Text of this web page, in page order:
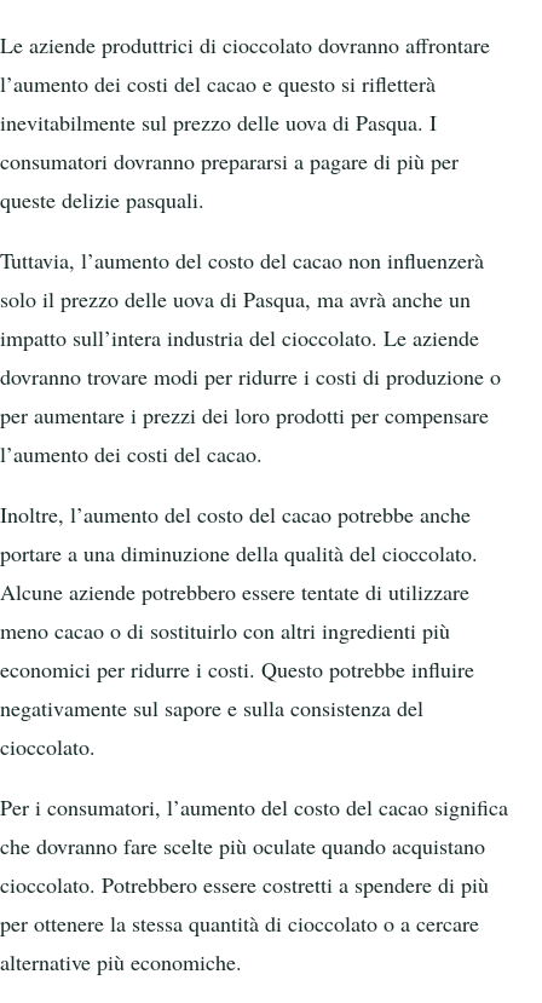
Le aziende produttrici di cioccolato dovranno affrontare
l’aumento dei costi del cacao e questo si rifletterà
inevitabilmente sul prezzo delle uova di Pasqua. I
consumatori dovranno prepararsi a pagare di più per
queste delizie pasquali.
Tuttavia, l’aumento del costo del cacao non influenzerà
solo il prezzo delle uova di Pasqua, ma avrà anche un
impatto sull’intera industria del cioccolato. Le aziende
dovranno trovare modi per ridurre i costi di produzione o
per aumentare i prezzi dei loro prodotti per compensare
l’aumento dei costi del cacao.
Inoltre, l’aumento del costo del cacao potrebbe anche
portare a una diminuzione della qualità del cioccolato.
Alcune aziende potrebbero essere tentate di utilizzare
meno cacao o di sostituirlo con altri ingredienti più
economici per ridurre i costi. Questo potrebbe influire
negativamente sul sapore e sulla consistenza del
cioccolato.
Per i consumatori, l’aumento del costo del cacao significa
che dovranno fare scelte più oculate quando acquistano
cioccolato. Potrebbero essere costretti a spendere di più
per ottenere la stessa quantità di cioccolato o a cercare
alternative più economiche.